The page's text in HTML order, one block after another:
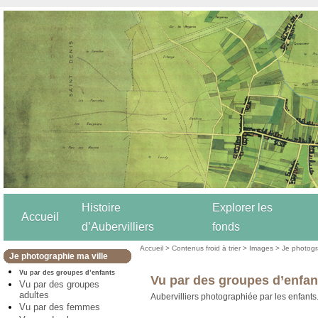
Accueil
Histoire
d’Aubervilliers
Explorer les
fonds
Je photographie ma ville
Vu par des groupes d’enfants
Vu par des groupes
adultes
Vu par des femmes
Accueil >Contenus froid à trier > Images >Je
Vu par des groupes
Aubervilliers photographiée par les